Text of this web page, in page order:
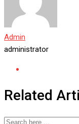
Admin
administrator
Related